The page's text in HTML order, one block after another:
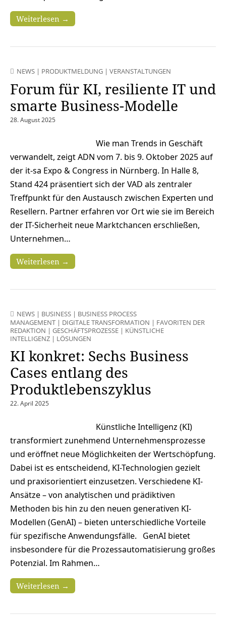
Weiterlesen →
NEWS | PRODUKTMELDUNG | VERANSTALTUNGEN
Forum für KI, resiliente IT und
smarte Business-Modelle
28. August 2025
Wie man Trends in Geschäft
verwandelt, zeigt ADN vom 7. bis 9. Oktober 2025 auf
der it-sa Expo & Congress in Nürnberg. In Halle 8,
Stand 424 präsentiert sich der VAD als zentraler
Treffpunkt für den Austausch zwischen Experten und
Resellern. Partner erfahren vor Ort wie sie im Bereich
der IT-Sicherheit neue Marktchancen erschließen,
Unternehmen…
Weiterlesen →
NEWS | BUSINESS | BUSINESS PROCESS
MANAGEMENT | DIGITALE TRANSFORMATION | FAVORITEN DER
REDAKTION | GESCHÄFTSPROZESSE | KÜNSTLICHE
INTELLIGENZ | LÖSUNGEN
KI konkret: Sechs Business
Cases entlang des
Produktlebenszyklus
22. April 2025
Künstliche Intelligenz (KI)
transformiert zunehmend Unternehmensprozesse
und eröffnet neue Möglichkeiten der Wertschöpfung.
Dabei ist es entscheidend, KI-Technologien gezielt
und praxisorientiert einzusetzen. Verschiedene KI-
Ansätze – von analytischen und prädiktiven
Methoden bis hin zu den neuen generativen KI-
Modellen (GenAI) – bieten unterschiedliche Vorteile
für spezifische Anwendungsfälle. GenAI bietet
insbesondere für die Prozessautomatisierung großes
Potenzial. Im Rahmen…
Weiterlesen →